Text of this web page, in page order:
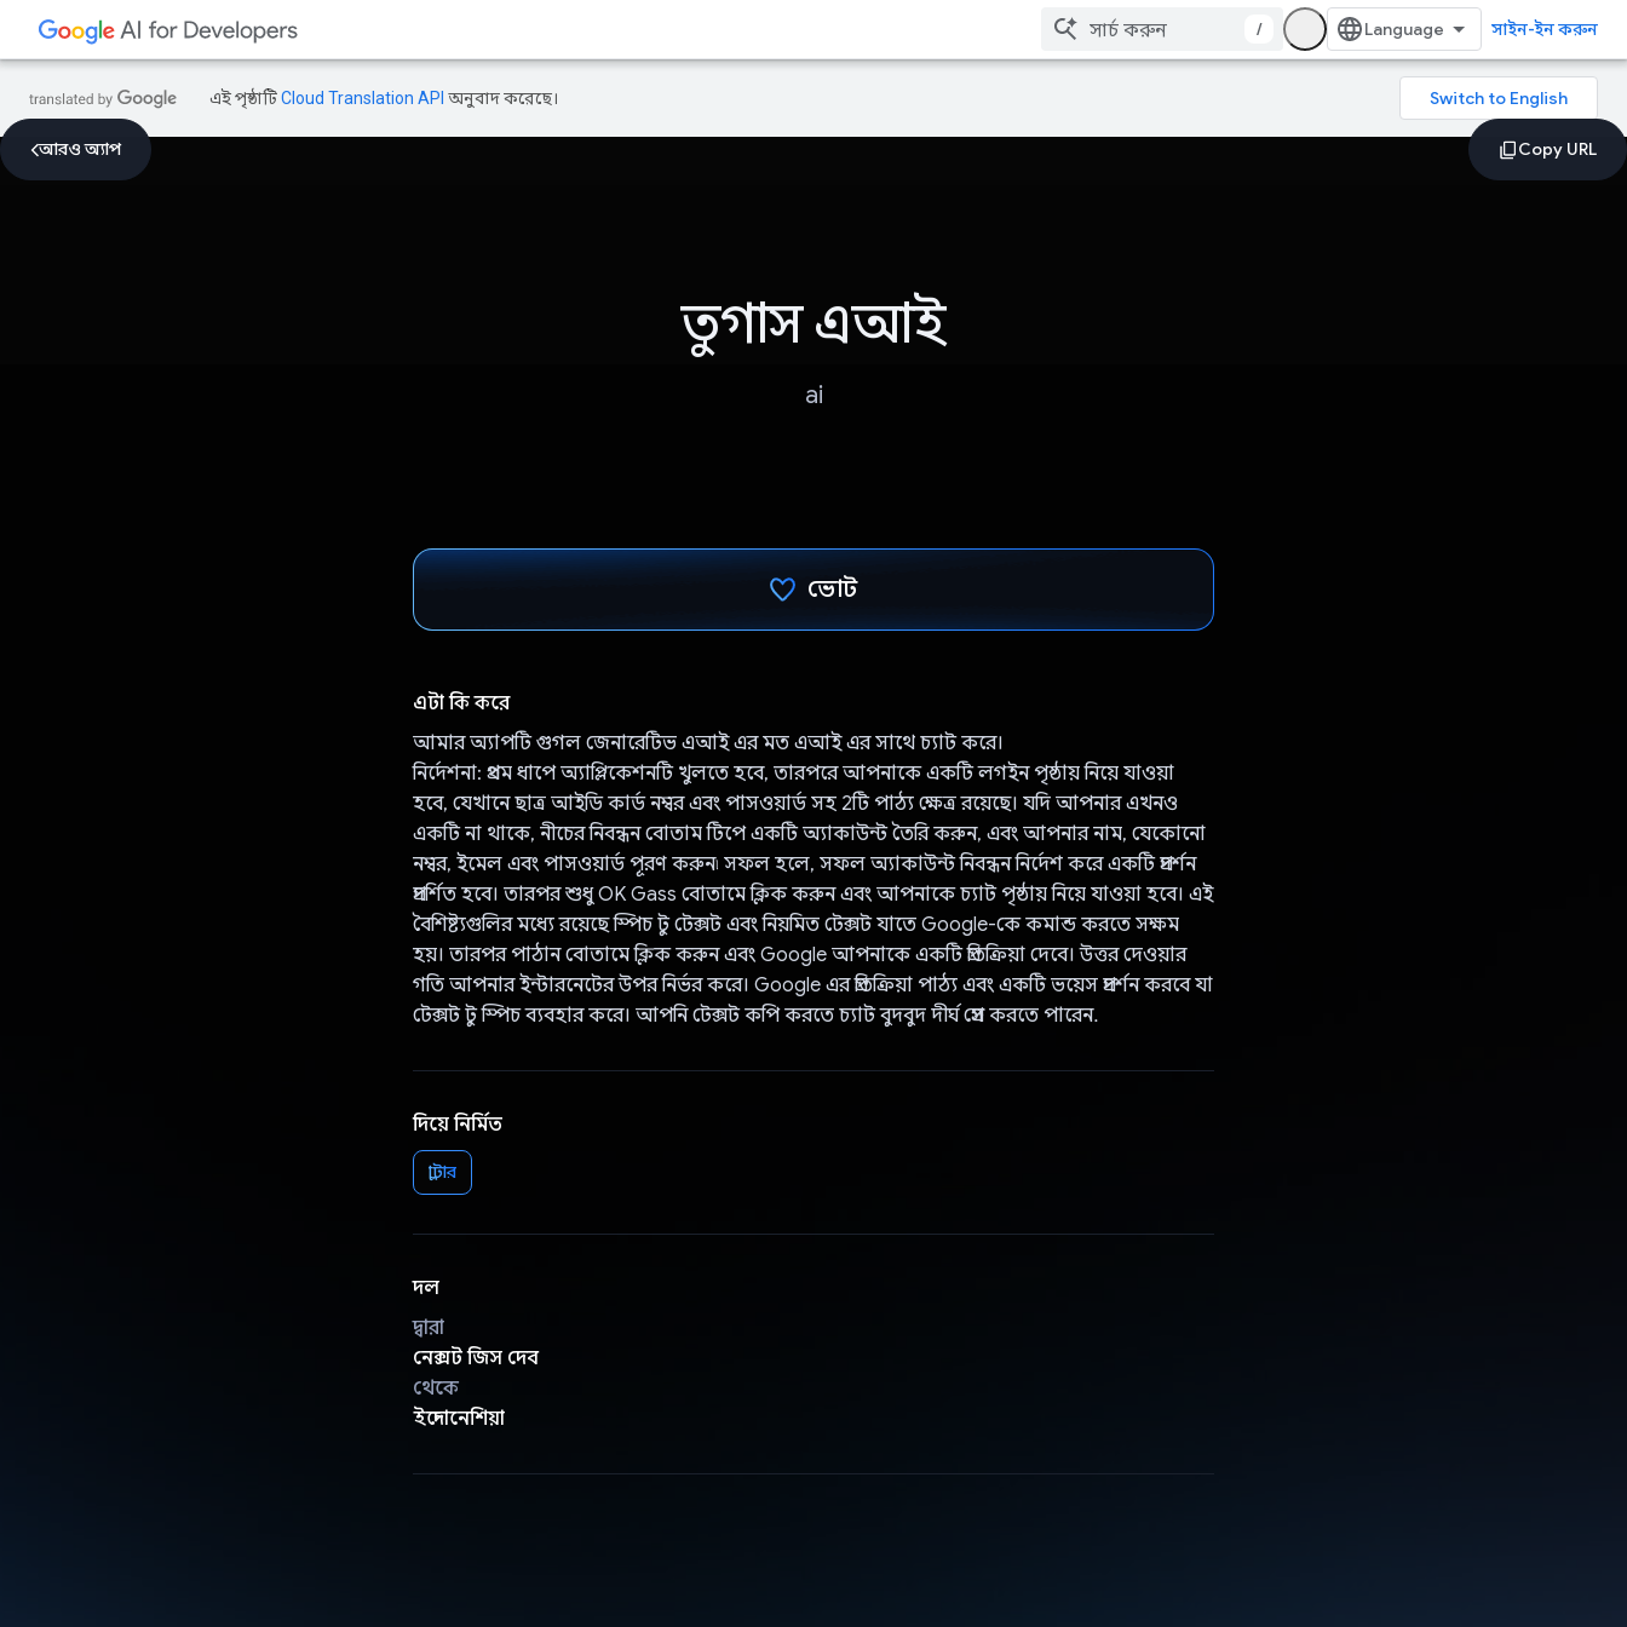
/ সাইন-ইন করুন
এই পৃষ্ঠাটিCloud Translation API অনুবাদ করেছে।
আরও অ্যাপ
তুগাস এআই
ai
ভোট
এটা কি করে
আমার অ্যাপটি গুগল জেনারেটিভ এআই এর মত এআই এর সাথে চ্যাট করে।
নির্দেশনা: প্রথম ধাপে অ্যাপ্লিকেশনটি খুলতে হবে, তারপরে আপনাকে একটি লগইন পৃষ্ঠায় নিয়ে যাওয়া
হবে, যেখানে ছাত্র আইডি কার্ড নম্বর এবং পাসওয়ার্ড সহ 2টি পাঠ্য ক্ষেত্র রয়েছে। যদি আপনার এখনও
একটি না থাকে, নীচের নিবন্ধন বোতাম টিপে একটি অ্যাকাউন্ট তৈরি করুন, এবং আপনার নাম, যেকোনো
নম্বর, ইমেল এবং পাসওয়ার্ড পূরণ করুন৷ সফল হলে, সফল অ্যাকাউন্ট নিবন্ধন নির্দেশ করে একটি প্রদর্শন
প্রদর্শিত হবে। তারপর শুধু OK Gass বোতামে ক্লিক করুন এবং আপনাকে চ্যাট পৃষ্ঠায় নিয়ে যাওয়া হবে। এই
বৈশিষ্ট্যগুলির মধ্যে রয়েছে স্পিচ টু টেক্সট এবং নিয়মিত টেক্সট যাতে Google-কে কমান্ড করতে সক্ষম
হয়। তারপর পাঠান বোতামে ক্লিক করুন এবং Google আপনাকে একটি প্রতিক্রিয়া দেবে। উত্তর দেওয়ার
গতি আপনার ইন্টারনেটের উপর নির্ভর করে। Google এর প্রতিক্রিয়া পাঠ্য এবং একটি ভয়েস প্রদর্শন করবে যা
টেক্সট টু স্পিচ ব্যবহার করে। আপনি টেক্সট কপি করতে চ্যাট বুদবুদ দীর্ঘ প্রেস করতে পারেন.
দিয়ে নির্মিত
ফ্লাটার
দল
দ্বারা
নেক্সট জিস দেব
থেকে
ইন্দোনেশিয়া